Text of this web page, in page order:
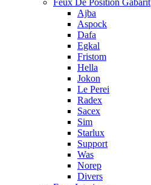
Feux De Position Gabarit
Ajba
Aspock
Dafa
Egkal
Fristom
Hella
Jokon
Le Perei
Radex
Sacex
Sim
Starlux
Support
Was
Norep
Divers